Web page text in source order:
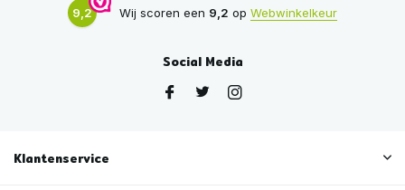
9,2 Wij scoren een 9,2 op Webwinkelkeur
Social Media
Klantenservice